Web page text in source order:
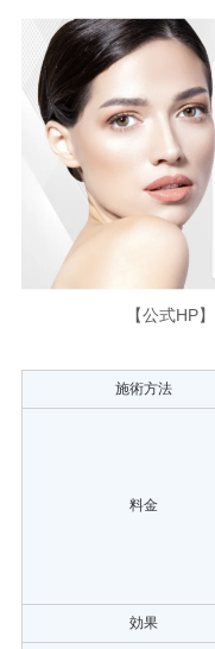
【公式HP】
施術方法
料金
効果